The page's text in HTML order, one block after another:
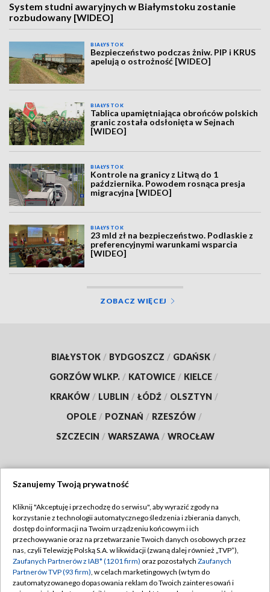
System studni awaryjnych w Białymstoku zostanie
rozbudowany [WIDEO]
BIAŁYSTOK
Bezpieczeństwo podczas żniw. PIP i KRUS
apelują o ostrożność [WIDEO]
BIAŁYSTOK
Tablica upamiętniająca obrońców polskich
granic została odsłonięta w Sejnach
[WIDEO]
BIAŁYSTOK
Kontrole na granicy z Litwą do 1
października. Powodem rosnąca presja
migracyjna [WIDEO]
BIAŁYSTOK
23 mld zł na bezpieczeństwo. Podlaskie z
preferencyjnymi warunkami wsparcia
[WIDEO]
ZOBACZ WIĘCEJ
BIAŁYSTOK / BYDGOSZCZ / GDAŃSK /
GORZÓW WLKP. / KATOWICE / KIELCE /
KRAKÓW / LUBLIN / ŁÓDŹ / OLSZTYN /
OPOLE / POZNAŃ / RZESZÓW /
SZCZECIN / WARSZAWA / WROCŁAW
TVP
Abonament TVP
Emisja w TVP
Centrum informacji TVP
Regulamin TVP
Polityka prywatności
Moje zgody
Szanujemy Twoją prywatność
Kliknij "Akceptuję i przechodzę do serwisu", aby wyrazić zgody na
korzystanie z technologii automatycznego śledzenia i zbierania danych,
dostęp do informacji na Twoim urządzeniu końcowym i ich
przechowywanie oraz na przetwarzanie Twoich danych osobowych przez
nas, czyli Telewizję Polską S.A. w likwidacji (zwaną dalej również „TVP”),
Zaufanych Partnerów z IAB* (1201 firm) oraz pozostałych Zaufanych
Partnerów TVP (93 firm), w celach marketingowych (w tym do
zautomatyzowanego dopasowania reklam do Twoich zainteresowań i